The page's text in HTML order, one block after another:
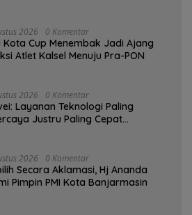
2026 0 Komentar
Kota Cup Menembak Jadi Ajang
Atlet Kalsel Menuju Pra-PON
2026 0 Komentar
Layanan Teknologi Paling
Justru Paling Cepat
2026 0 Komentar
Secara Aklamasi, Hj Ananda
Pimpin PMI Kota Banjarmasin